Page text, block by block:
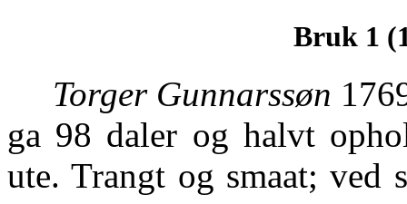
Bruk 1
Torger Gunnarssøn
ga 98 daler og halvt
ute. Trangt og smaat; ved